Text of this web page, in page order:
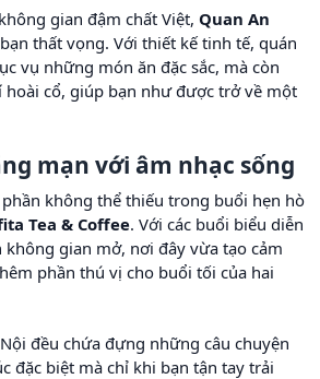
gian đậm chất Việt, Quan An
thất vọng. Với thiết kế tinh tế, quán
vụ những món ăn đặc sắc, mà còn
hoài cổ, giúp bạn như được trở về một
mạn với âm nhạc sống
không thể thiếu trong buổi hẹn hò
Tea & Coffee. Với các buổi biểu diễn
không gian mở, nơi đây vừa tạo cảm
phần thú vị cho buổi tối của hai
đều chứa đựng những câu chuyện
đặc biệt mà chỉ khi bạn tận tay trải